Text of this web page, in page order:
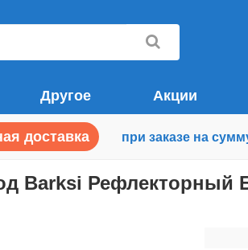
Другое Акции
доставка при заказе на
Barksi Рефлекторный